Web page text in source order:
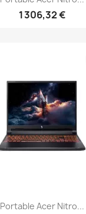
1 306,32 €
Portable Acer Nitro...